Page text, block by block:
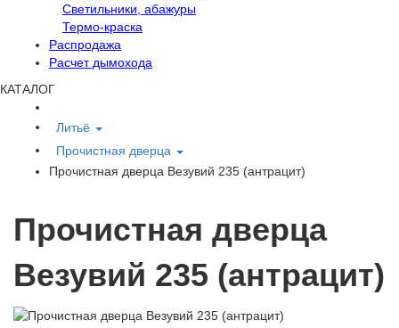
Светильники, абажуры
Термо-краска
Распродажа
Расчет дымохода
КАТАЛОГ
Литьё
Прочистная дверца
Прочистная дверца Везувий 235 (антрацит)
Прочистная дверца
Везувий 235 (антрацит)